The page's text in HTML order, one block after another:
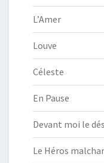
L’Amer
Louve
Céleste
En Pause
Devant moi le
Le Héros